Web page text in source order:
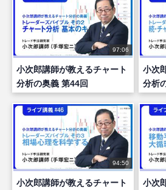
97:06
小次郎講師が教えるチャート
分析の奥義 第44回
小次
分析
94:50
小次郎講師が教えるチャート
小次